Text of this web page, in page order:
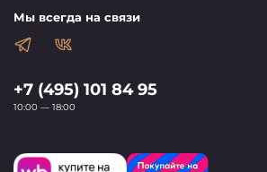
Мы всегда на связи
+7 (495) 101 84 95
10:00 — 18:00